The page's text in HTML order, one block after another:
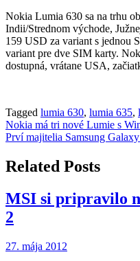
Nokia Lumia 630 sa na trhu
Indii/Strednom východe,
159 USD za variant s jednou
variant pre dve SIM karty.
dostupná, vrátane USA,
Tagged lumia 630, lumia 635,
Navigácia
v
článku
Nokia má tri nové Lumie s
Prví majitelia Samsung
Related Posts
MSI si pripravilo
2
27. mája 2012